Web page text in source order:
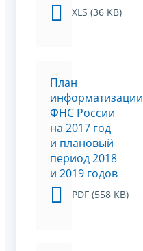
XLS (36 KB)
План
информатизации
ФНС России
на 2017 год
и плановый
период 2018
и 2019 годов
PDF (558 KB)